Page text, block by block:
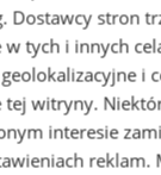
Dostawcy stron
tych i innych
i
tej witryny.
interesie
reklam.